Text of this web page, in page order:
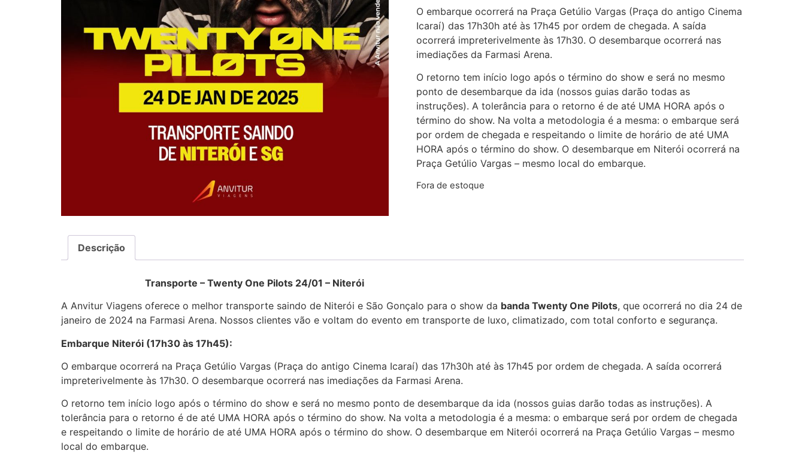
O embarque ocorrerá na Praça Getúlio Vargas (Praça do antigo Cinema
Icaraí) das 17h30h até às 17h45 por ordem de chegada. A saída
ocorrerá impreterivelmente às 17h30. O desembarque ocorrerá nas
imediações da Farmasi Arena.
O retorno tem início logo após o término do show e será no mesmo
ponto de desembarque da ida (nossos guias darão todas as
instruções). A tolerância para o retorno é de até UMA HORA após o
término do show. Na volta a metodologia é a mesma: o embarque será
por ordem de chegada e respeitando o limite de horário de até UMA
HORA após o término do show. O desembarque em Niterói ocorrerá na
Praça Getúlio Vargas – mesmo local do embarque.
Fora de estoque
Descrição
Transporte – Twenty One Pilots 24/01 – Niterói
A Anvitur Viagens oferece o melhor transporte saindo de Niterói e São Gonçalo para o show da banda Twenty One Pilots, que ocorrerá no dia 24 de
janeiro de 2024 na Farmasi Arena. Nossos clientes vão e voltam do evento em transporte de luxo, climatizado, com total conforto e segurança.
Embarque Niterói (17h30 às 17h45):
O embarque ocorrerá na Praça Getúlio Vargas (Praça do antigo Cinema Icaraí) das 17h30h até às 17h45 por ordem de chegada. A saída ocorrerá
impreterivelmente às 17h30. O desembarque ocorrerá nas imediações da Farmasi Arena.
O retorno tem início logo após o término do show e será no mesmo ponto de desembarque da ida (nossos guias darão todas as instruções). A
tolerância para o retorno é de até UMA HORA após o término do show. Na volta a metodologia é a mesma: o embarque será por ordem de chegada
e respeitando o limite de horário de até UMA HORA após o término do show. O desembarque em Niterói ocorrerá na Praça Getúlio Vargas – mesmo
local do embarque.